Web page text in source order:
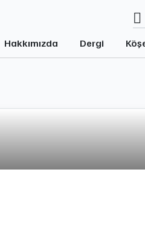
Hakkımızda Dergi